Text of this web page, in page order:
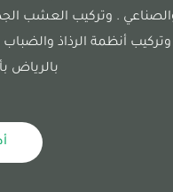
. وتركيب العشب
أنظمة الرذاذ والضباب
بالرياض